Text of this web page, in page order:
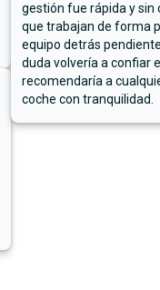
gestión fue rápida y sin
que trabajan de forma
equipo detrás
duda volvería a confiar
recomendaría a
coche con tranquilidad.